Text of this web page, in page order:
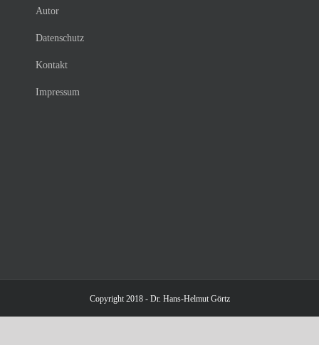
Autor
Datenschutz
Kontakt
Impressum
Copyright 2018 - Dr. Hans-Helmut Görtz